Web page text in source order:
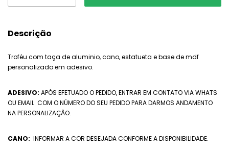
Descrição
Troféu com taça de aluminio, cano, estatueta e base de mdf
personalizado em adesivo.
ADESIVO: APÓS EFETUADO O PEDIDO, ENTRAR EM CONTATO VIA WHATS
OU EMAIL COM O NÚMERO DO SEU PEDIDO PARA DARMOS ANDAMENTO
NA PERSONALIZAÇÃO.
CANO: INFORMAR A COR DESEJADA CONFORME A DISPONIBILIDADE.